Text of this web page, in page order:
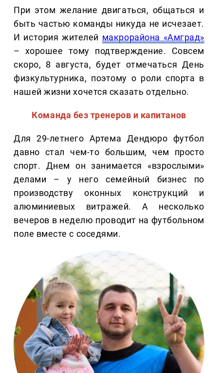
При этом желание двигаться, общаться и
быть частью команды никуда не исчезает.
И история жителей макрорайона «Амград»
– хорошее тому подтверждение. Совсем
скоро, 8 августа, будет отмечаться День
физкультурника, поэтому о роли спорта в
нашей жизни хочется сказать отдельно.
Команда без тренеров и капитанов
Для 29-летнего Артема Дендюро футбол
давно стал чем-то большим, чем просто
спорт. Днем он занимается «взрослыми»
делами – у него семейный бизнес по
производству оконных конструкций и
алюминиевых витражей. А несколько
вечеров в неделю проводит на футбольном
поле вместе с соседями.